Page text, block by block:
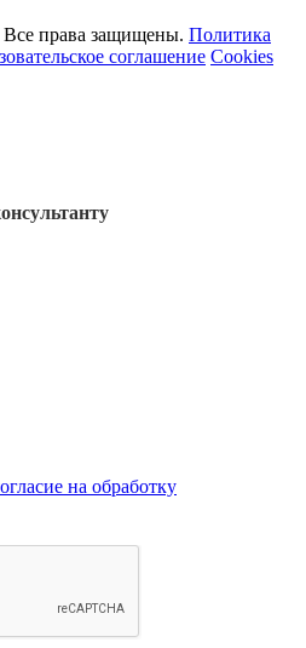
права защищены. Политика
соглашение Cookies
на обработку